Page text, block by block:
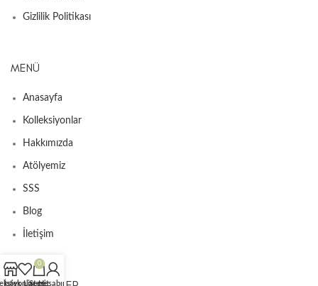
Gizlilik Politikası
MENÜ
Anasayfa
Kolleksiyonlar
Hakkımızda
Atölyemiz
SSS
Blog
İletişim
İstek Listesi
0
SepetHesabım